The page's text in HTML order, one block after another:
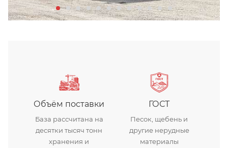
Объём поставки
База рассчитана на
десятки тысяч тонн
хранения и
ГОСТ
Песок, щебень и
другие нерудные
материалы